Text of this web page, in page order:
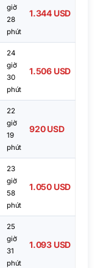
giờ
28
phút
1.344 USD
24
giờ
30
phút
1.506 USD
22
giờ
19
phút
920 USD
23
giờ
58
phút
1.050 USD
25
giờ
31
phút
1.093 USD